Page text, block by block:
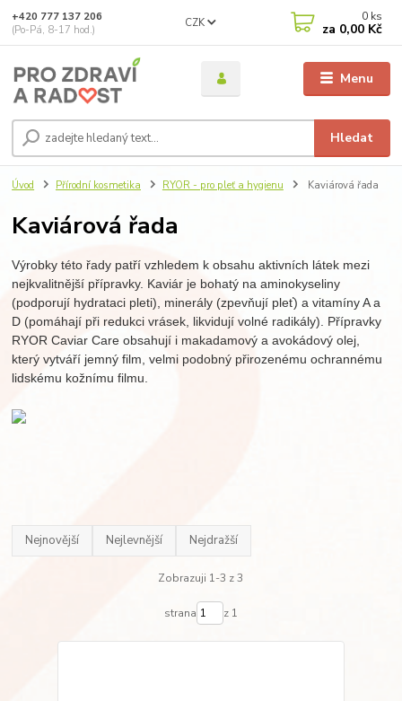
Menu
CZK
Hledat
+420 777 137 206
(Po-Pá, 8-17 hod.)
0 ks
za 0,00 Kč
Úvod Přírodní kosmetika RYOR - pro pleť a hygienu Kaviárová řada
Kaviárová řada
Výrobky této řady patří vzhledem k obsahu aktivních látek mezi
nejkvalitnější přípravky. Kaviár je bohatý na aminokyseliny
(podporují hydrataci pleti), minerály (zpevňují pleť) a vitamíny A a
D (pomáhají při redukci vrásek, likvidují volné radikály). Přípravky
RYOR Caviar Care obsahují i makadamový a avokádový olej,
který vytváří jemný film, velmi podobný přirozenému ochrannému
lidskému kožnímu filmu.
Nejnovější Nejlevnější Nejdražší
Zobrazuji 1-3 z 3
strana z 1